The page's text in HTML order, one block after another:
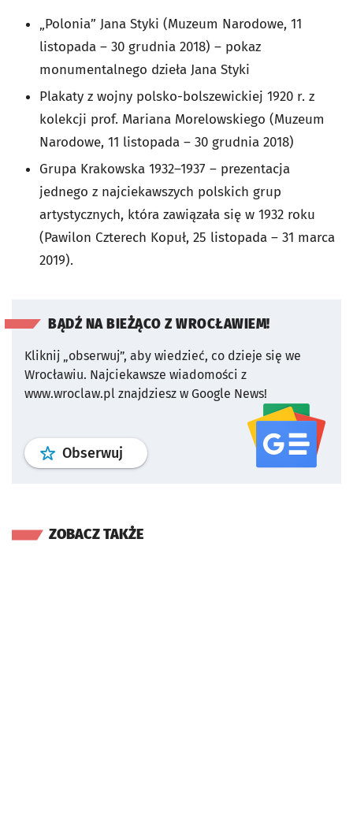
„Polonia” Jana Styki (Muzeum Narodowe, 11
listopada – 30 grudnia 2018) – pokaz
monumentalnego dzieła Jana Styki
Plakaty z wojny polsko-bolszewickiej 1920 r. z
kolekcji prof. Mariana Morelowskiego (Muzeum
Narodowe, 11 listopada – 30 grudnia 2018)
Grupa Krakowska 1932–1937 – prezentacja
jednego z najciekawszych polskich grup
artystycznych, która zawiązała się w 1932 roku
(Pawilon Czterech Kopuł, 25 listopada – 31 marca
2019).
BĄDŹ NA BIEŻĄCO Z WROCŁAWIEM!
Kliknij „obserwuj”, aby wiedzieć, co dzieje się we
Wrocławiu. Najciekawsze wiadomości z
www.wroclaw.pl znajdziesz w Google News!
Obserwuj profil serwisu
ZOBACZ TAKŻE